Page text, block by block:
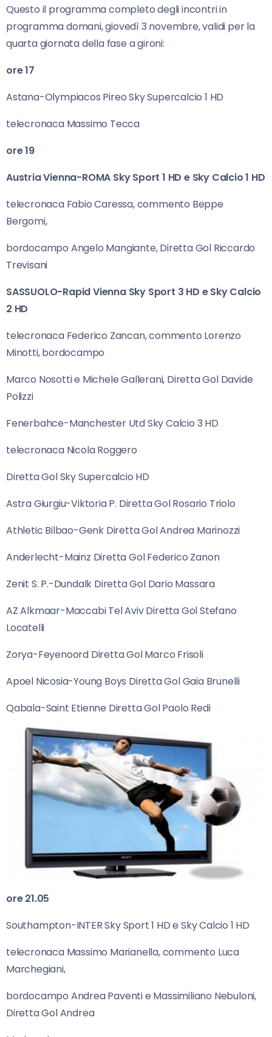
Questo il programma completo degli incontri in
programma domani, giovedì 3 novembre, validi per la
quarta giornata della fase a gironi:
ore 17
Astana-Olympiacos Pireo Sky Supercalcio 1 HD
telecronaca Massimo Tecca
ore 19
Austria Vienna-ROMA Sky Sport 1 HD e Sky Calcio 1 HD
telecronaca Fabio Caressa, commento Beppe
Bergomi,
bordocampo Angelo Mangiante, Diretta Gol Riccardo
Trevisani
SASSUOLO-Rapid Vienna Sky Sport 3 HD e Sky Calcio
2 HD
telecronaca Federico Zancan, commento Lorenzo
Minotti, bordocampo
Marco Nosotti e Michele Gallerani, Diretta Gol Davide
Polizzi
Fenerbahce-Manchester Utd Sky Calcio 3 HD
telecronaca Nicola Roggero
Diretta Gol Sky Supercalcio HD
Astra Giurgiu-Viktoria P. Diretta Gol Rosario Triolo
Athletic Bilbao-Genk Diretta Gol Andrea Marinozzi
Anderlecht-Mainz Diretta Gol Federico Zanon
Zenit S. P.-Dundalk Diretta Gol Dario Massara
AZ Alkmaar-Maccabi Tel Aviv Diretta Gol Stefano
Locatelli
Zorya-Feyenoord Diretta Gol Marco Frisoli
Apoel Nicosia-Young Boys Diretta Gol Gaia Brunelli
Qabala-Saint Etienne Diretta Gol Paolo Redi
ore 21.05
Southampton-INTER Sky Sport 1 HD e Sky Calcio 1 HD
telecronaca Massimo Marianella, commento Luca
Marchegiani,
bordocampo Andrea Paventi e Massimiliano Nebuloni,
Diretta Gol Andrea